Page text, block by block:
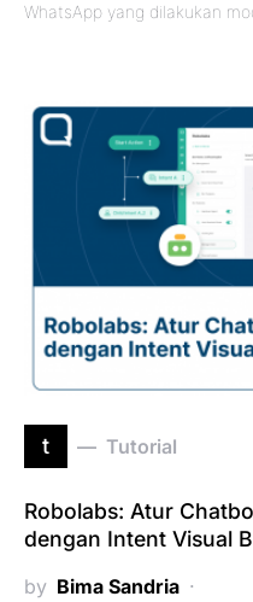
WhatsApp yang dilakukan
t Tutorial
Robolabs: Atur
dengan Intent Visual
by Bima Sandria